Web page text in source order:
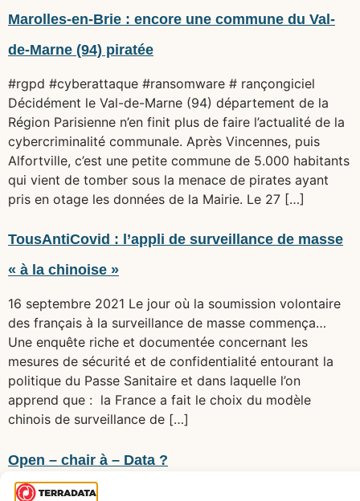
Marolles-en-Brie : encore une commune du Val-
de-Marne (94) piratée
#rgpd #cyberattaque #ransomware # rançongiciel
Décidément le Val-de-Marne (94) département de la
Région Parisienne n’en finit plus de faire l’actualité de la
cybercriminalité communale. Après Vincennes, puis
Alfortville, c’est une petite commune de 5.000 habitants
qui vient de tomber sous la menace de pirates ayant
pris en otage les données de la Mairie. Le 27 […]
TousAntiCovid : l’appli de surveillance de masse
« à la chinoise »
16 septembre 2021 Le jour où la soumission volontaire
des français à la surveillance de masse commença…
Une enquête riche et documentée concernant les
mesures de sécurité et de confidentialité entourant la
politique du Passe Sanitaire et dans laquelle l’on
apprend que : la France a fait le choix du modèle
chinois de surveillance de […]
Open – chair à – Data ?
#missionslocales #cej #opendata #rgpd Le 11 mars